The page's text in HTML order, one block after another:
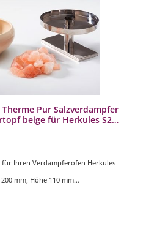
Pur Salzverdampfer
beige für Herkules S25
für Ihren Verdampferofen Herkules
mm, Höhe 110 mm